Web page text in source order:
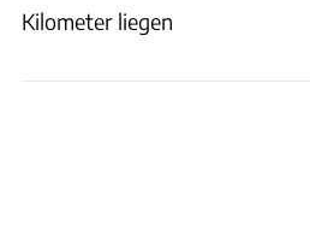
Kilometer liegen